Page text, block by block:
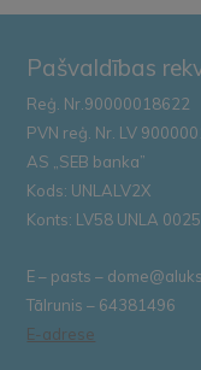
Pašvaldības
Reģ. Nr.90000018622
PVN reģ. Nr. LV
AS „SEB banka”
Kods: UNLALV2X
Konts: LV58 UNLA
E – pasts –
Tālrunis – 64381496
E-adrese